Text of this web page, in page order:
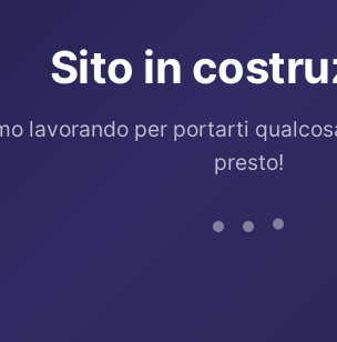
Sito in
lavorando per portarti
presto!